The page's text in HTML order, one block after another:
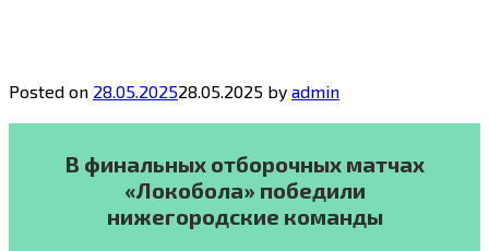
Posted on 28.05.202528.05.2025 by admin
В финальных отборочных матчах
«Локобола» победили
нижегородские команды